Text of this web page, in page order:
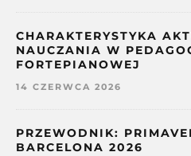
CHARAKTERYSTYKA
NAUCZANIA W
FORTEPIANOWEJ
14 CZERWCA 2026
PRZEWODNIK:
BARCELONA 2026